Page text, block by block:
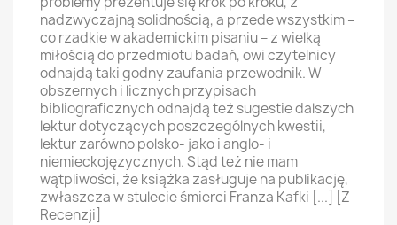
nadzwyczajną solidnością, a przede wszystkim –
co rzadkie w akademickim pisaniu – z wielką
miłością do przedmiotu badań, owi czytelnicy
odnajdą taki godny zaufania przewodnik. W
obszernych i licznych przypisach
bibliograficznych odnajdą też sugestie dalszych
lektur dotyczących poszczególnych kwestii,
lektur zarówno polsko- jako i anglo- i
niemieckojęzycznych. Stąd też nie mam
wątpliwości, że książka zasługuje na publikację,
zwłaszcza w stulecie śmierci Franza Kafki [...] [Z
Recenzji]